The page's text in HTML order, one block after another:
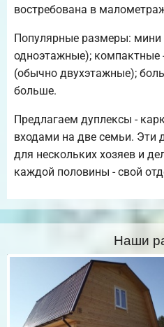
востребована в
Популярные размеры: мини
одноэтажные); компактные
(обычно двухэтажные);
больше.
Предлагаем дуплексы -
входами на две семьи. Эти
для нескольких хозяев и
каждой половины - свой
Наши